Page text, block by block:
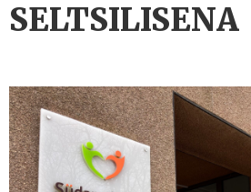
SELTSILISENA